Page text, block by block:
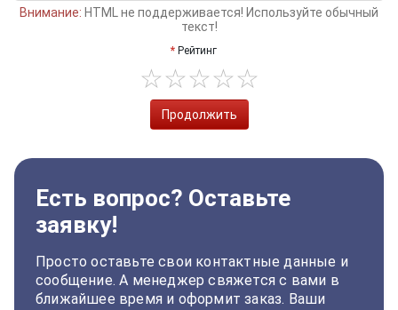
Внимание: HTML не поддерживается! Используйте обычный
текст!
Рейтинг
Продолжить
Есть вопрос? Оставьте
заявку!
Просто оставьте свои контактные данные и
сообщение. А менеджер свяжется с вами в
ближайшее время и оформит заказ. Ваши